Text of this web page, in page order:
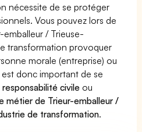
nécessite de se protéger
Vous pouvez lors de
/ Trieuse-
transformation provoquer
morale (entreprise) ou
est donc important de se
responsabilité civile ou
métier de Trieur-emballeur /
de transformation.